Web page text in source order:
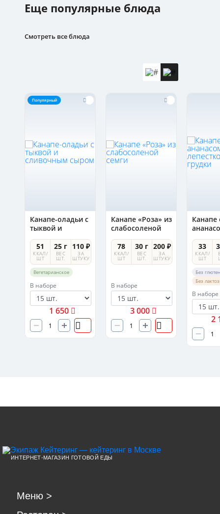
Еще популярные блюда
Смотреть все блюда
Популярный
Канапе-оладьи с
тыквой и
сливочным
сыром
51
ККАЛ/
ШТ
25 г
ВЕС
ШТ.
110 ₽
ЗА
ШТУКУ
Вегетарианское
В наборе
1 650
Канапе «Роза» из
слабосоленой
семги
78
ККАЛ/
ШТ
30 г
ВЕС
ШТ.
200 ₽
ЗА
ШТУКУ
В наборе
3 000
Канапе
33
ККАЛ/
ШТ
Без
Без
В наборе
2
ИНТЕРНЕТ-МАГАЗИН ГОТОВОЙ ЕДЫ
Меню >